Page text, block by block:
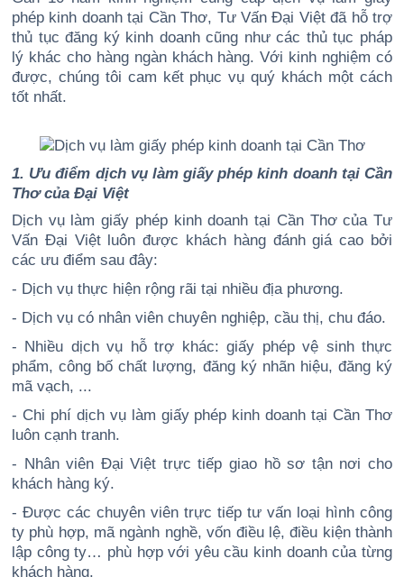
phép kinh doanh tại Cần Thơ, Tư Vấn Đại Việt đã hỗ trợ
thủ tục đăng ký kinh doanh cũng như các thủ tục pháp
lý khác cho hàng ngàn khách hàng. Với kinh nghiệm có
được, chúng tôi cam kết phục vụ quý khách một cách
tốt nhất.
1. Ưu điểm dịch vụ làm giấy phép kinh doanh tại Cần
Thơ của Đại Việt
Dịch vụ làm giấy phép kinh doanh tại Cần Thơ của Tư
Vấn Đại Việt luôn được khách hàng đánh giá cao bởi
các ưu điểm sau đây:
- Dịch vụ thực hiện rộng rãi tại nhiều địa phương.
- Dịch vụ có nhân viên chuyên nghiệp, cầu thị, chu đáo.
- Nhiều dịch vụ hỗ trợ khác: giấy phép vệ sinh thực
phẩm, công bố chất lượng, đăng ký nhãn hiệu, đăng ký
mã vạch, ...
- Chi phí dịch vụ làm giấy phép kinh doanh tại Cần Thơ
luôn cạnh tranh.
- Nhân viên Đại Việt trực tiếp giao hồ sơ tận nơi cho
khách hàng ký.
- Được các chuyên viên trực tiếp tư vấn loại hình công
ty phù hợp, mã ngành nghề, vốn điều lệ, điều kiện thành
lập công ty… phù hợp với yêu cầu kinh doanh của từng
khách hàng.